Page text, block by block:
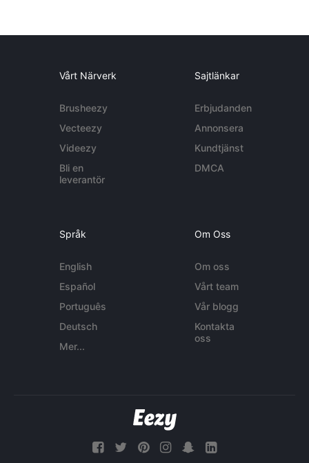
Vårt Närverk
Brusheezy
Vecteezy
Videezy
Bli en
leverantör
Sajtlänkar
Erbjudanden
Annonsera
Kundtjänst
DMCA
Språk
English
Español
Português
Deutsch
Mer...
Om Oss
Om oss
Vårt team
Vår blogg
Kontakta
oss